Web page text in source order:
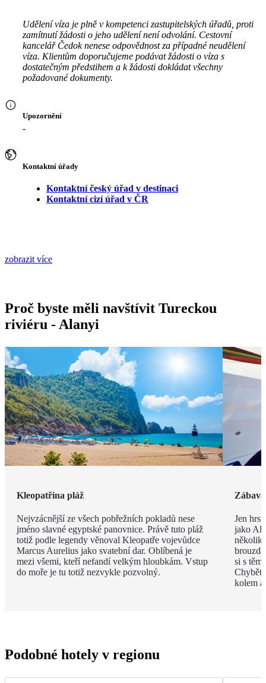
Udělení víza je plně v kompetenci zastupitelských úřadů, proti
zamítnutí žádosti o jeho udělení není odvolání. Cestovní
kancelář Čedok nenese odpovědnost za případné neudělení
víza. Klientům doporučujeme podávat žádosti o víza s
dostatečným předstihem a k žádosti dokládat všechny
požadované dokumenty.
Upozornění
-
Kontaktní úřady
Kontaktní český úřad v destinaci
Kontaktní cizí úřad v ČR
zobrazit více
Proč byste měli navštívit Tureckou
riviéru - Alanyi
Kleopatřina pláž
Nejvzácnější ze všech pobřežních pokladů nese
jméno slavné egyptské panovnice. Právě tuto pláž
totiž podle legendy věnoval Kleopatře vojevůdce
Marcus Aurelius jako svatební dar. Oblíbená je
mezi všemi, kteří nefandí velkým hloubkám. Vstup
do moře je tu totiž nezvykle pozvolný.
Jen
jako
si s
Chybět
kolem
Podobné hotely v regionu